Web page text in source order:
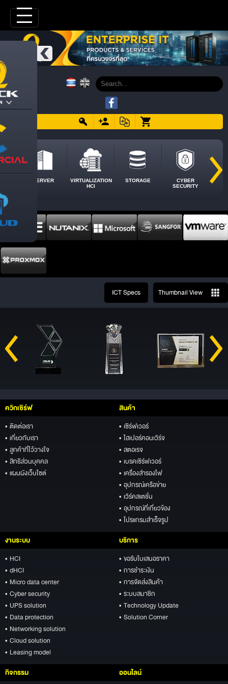
SERVER
VIRTUALIZATION
HCI
STORAGE
CYBER
SECURITY
ICT Specs Thumbnail View
ควิกเซิร์ฟ
• ติดต่อเรา
• เกี่ยวกับเรา
• ลูกค้าที่ไว้วางใจ
• สิทธิส่วนบุคคล
• แผนผังเว็บไซต์
สินค้า
• เซิร์ฟเวอร์
• ไฮเปอร์คอนเวิร์จ
• สตอเรจ
• เบรคเซิร์ฟเวอร์
• เครื่องสำรองไฟ
• อุปกรณ์เครือข่าย
• เวิร์คสเตชั่น
• อุปกรณ์ที่เกี่ยวข้อง
• โปรแกรมสำเร็จรูป
งานระบบ
• HCI
• dHCI
• Micro data center
• Cyber security
• UPS solution
• Data protection
• Networking solution
• Cloud solution
• Leasing model
บริการ
• ขอรับใบเสนอราคา
• การชำระเงิน
• การจัดส่งสินค้า
• ระบบสมาชิก
• Technology Update
• Solution Corner
กิจกรรม ออนไลน์